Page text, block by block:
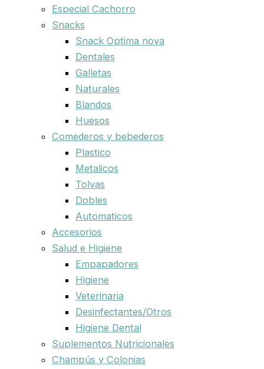
Especial Cachorro
Snacks
Snack Optima nova
Dentales
Galletas
Naturales
Blandos
Huesos
Comederos y bebederos
Plastico
Metalicos
Tolvas
Dobles
Automaticos
Accesorios
Salud e Higiene
Empapadores
Higiene
Veterinaria
Desinfectantes/Otros
Higiene Dental
Suplementos Nutricionales
Champús y Colonias